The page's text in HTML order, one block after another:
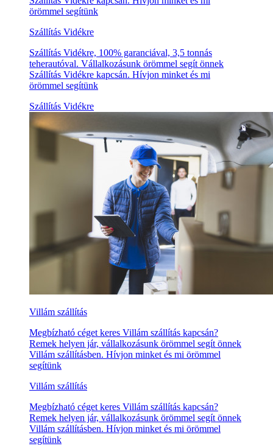
örömmel segítünk
Szállítás Vidékre
Szállítás Vidékre, 100% garanciával, 3,5 tonnás
teherautóval. Vállalkozásunk örömmel segít önnek
Szállítás Vidékre kapcsán. Hívjon minket és mi
örömmel segítünk
Szállítás Vidékre
Villám szállítás
Megbízható céget keres Villám szállítás kapcsán?
Remek helyen jár, vállalkozásunk örömmel segít önnek
Villám szállításben. Hívjon minket és mi örömmel
segítünk
Villám szállítás
Megbízható céget keres Villám szállítás kapcsán?
Remek helyen jár, vállalkozásunk örömmel segít önnek
Villám szállításben. Hívjon minket és mi örömmel
segítünk